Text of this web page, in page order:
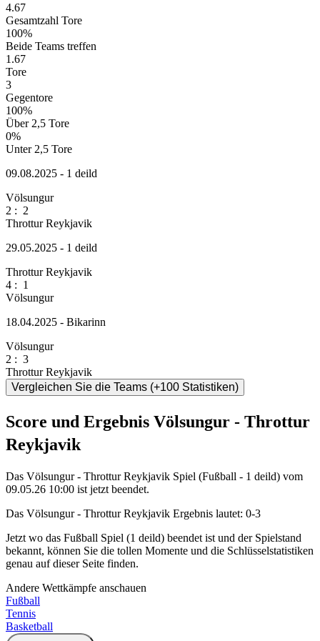
4.67
Gesamtzahl Tore
100%
Beide Teams treffen
1.67
Tore
3
Gegentore
100%
Über 2,5 Tore
0%
Unter 2,5 Tore
09.08.2025 - 1 deild
Völsungur
2 : 2
Throttur Reykjavik
29.05.2025 - 1 deild
Throttur Reykjavik
4 : 1
Völsungur
18.04.2025 - Bikarinn
Völsungur
2 : 3
Throttur Reykjavik
Vergleichen Sie die Teams (+100 Statistiken)
Score und Ergebnis Völsungur - Throttur
Reykjavik
Das Völsungur - Throttur Reykjavik Spiel (Fußball - 1 deild) vom
09.05.26 10:00 ist jetzt beendet.
Das Völsungur - Throttur Reykjavik Ergebnis lautet: 0-3
Jetzt wo das Fußball Spiel (1 deild) beendet ist und der Spielstand
bekannt, können Sie die tollen Momente und die Schlüsselstatistiken
genau auf dieser Seite finden.
Andere Wettkämpfe anschauen
Fußball
Tennis
Basketball